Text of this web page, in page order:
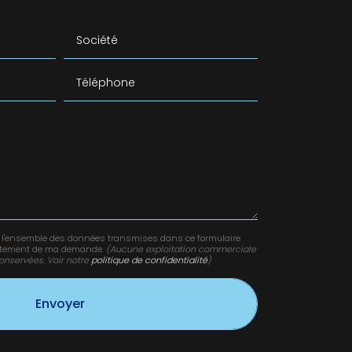
l'ensemble des données transmises dans ce formulaire
de ma demande. (Aucune exploitation commerciale
Voir notrepolitique de confidentialité)